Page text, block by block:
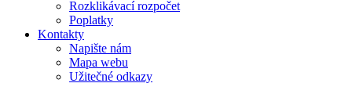
Rozklikávací rozpočet
Poplatky
Kontakty
Napište nám
Mapa webu
Užitečné odkazy